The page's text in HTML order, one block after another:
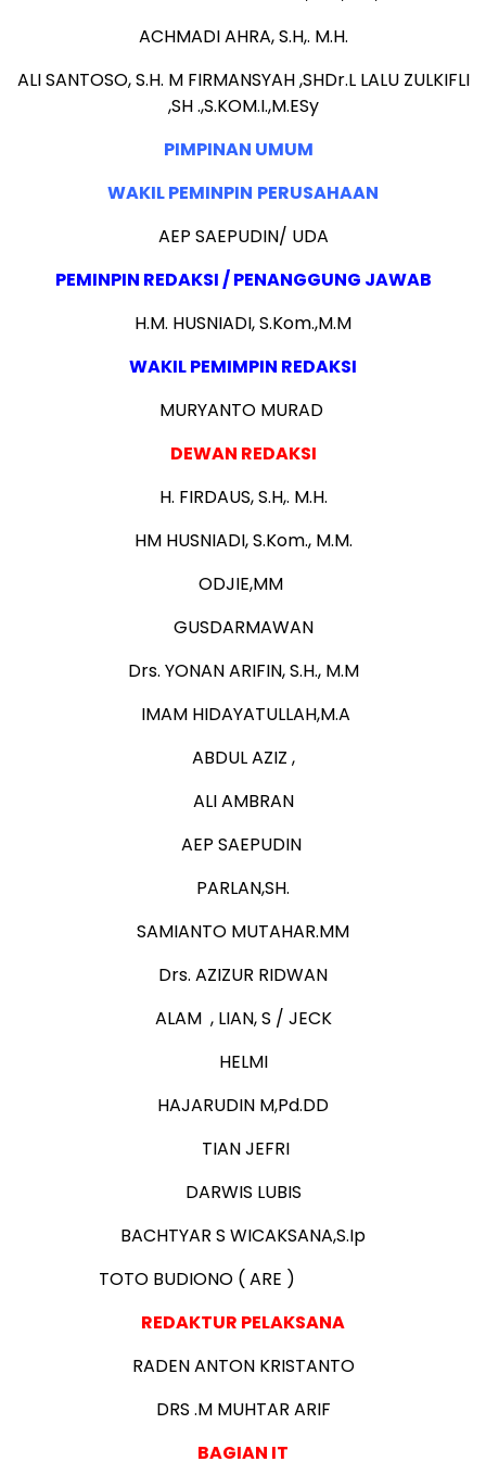
ACHMADI AHRA, S.H,. M.H.
ALI SANTOSO, S.H. M FIRMANSYAH ,SHDr.L LALU ZULKIFLI
,SH .,S.KOM.I.,M.ESy
PIMPINAN UMUM
WAKIL PEMINPIN PERUSAHAAN
AEP SAEPUDIN/ UDA
PEMINPIN REDAKSI / PENANGGUNG JAWAB
H.M. HUSNIADI, S.Kom.,M.M
WAKIL PEMIMPIN REDAKSI
MURYANTO MURAD
DEWAN REDAKSI
H. FIRDAUS, S.H,. M.H.
HM HUSNIADI, S.Kom., M.M.
ODJIE,MM
GUSDARMAWAN
Drs. YONAN ARIFIN, S.H., M.M
IMAM HIDAYATULLAH,M.A
ABDUL AZIZ ,
ALI AMBRAN
AEP SAEPUDIN
PARLAN,SH.
SAMIANTO MUTAHAR.MM
Drs. AZIZUR RIDWAN
ALAM , LIAN, S / JECK
HELMI
HAJARUDIN M,Pd.DD
TIAN JEFRI
DARWIS LUBIS
BACHTYAR S WICAKSANA,S.Ip
TOTO BUDIONO ( ARE )
REDAKTUR PELAKSANA
RADEN ANTON KRISTANTO
DRS .M MUHTAR ARIF
BAGIAN IT